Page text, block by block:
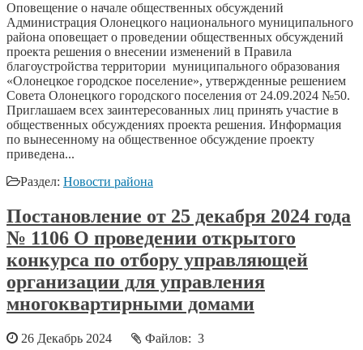
Оповещение о начале общественных обсуждений
Администрация Олонецкого национального муниципального
района оповещает о проведении общественных обсуждений
проекта решения о внесении изменений в Правила
благоустройства территории муниципального образования
«Олонецкое городское поселение», утвержденные решением
Совета Олонецкого городского поселения от 24.09.2024 №50.
Приглашаем всех заинтересованных лиц принять участие в
общественных обсуждениях проекта решения. Информация
по вынесенному на общественное обсуждение проекту
приведена...
Раздел: Новости района
Постановление от 25 декабря 2024 года
№ 1106 О проведении открытого
конкурса по отбору управляющей
организации для управления
многоквартирными домами
26 Декабрь 2024
Файлов: 3